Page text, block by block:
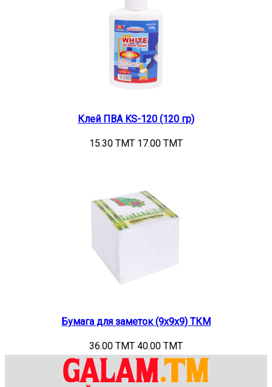
Клей ПВА KS-120 (120 гр)
15.30 TMT 17.00 TMT
Бумага для заметок (9х9х9) ТКМ
36.00 TMT 40.00 TMT